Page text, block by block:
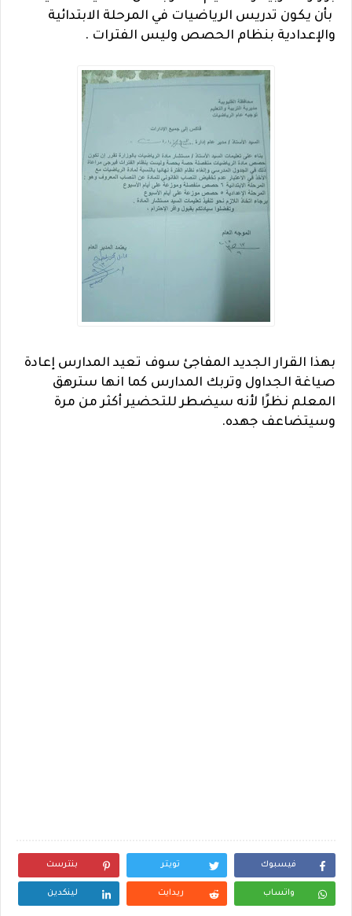
بأن يكون تدريس الرياضيات في المرحلة الابتدائية
والإعدادية بنظام الحصص وليس الفترات .
بهذا القرار الجديد المفاجئ سوف تعيد المدارس إعادة
صياغة الجداول وتربك المدارس كما انها سترهق
المعلم نظرًا لأنه سيضطر للتحضير أكثر من مرة
وسيتضاعف جهده.
فيسبوك تويتر بنترست
واتساب ريدايت لينكدين